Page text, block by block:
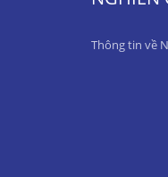
Thông tin về